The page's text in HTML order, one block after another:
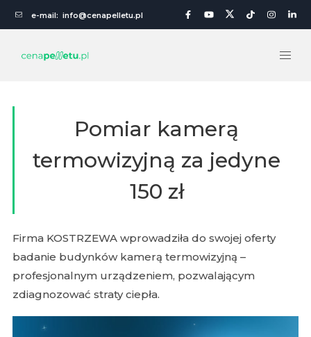
e-mail: info@cenapelletu.pl
Pomiar kamerą
termowizyjną za jedyne
150 zł
Firma KOSTRZEWA wprowadziła do swojej oferty
badanie budynków kamerą termowizyjną –
profesjonalnym urządzeniem, pozwalającym
zdiagnozować straty ciepła.